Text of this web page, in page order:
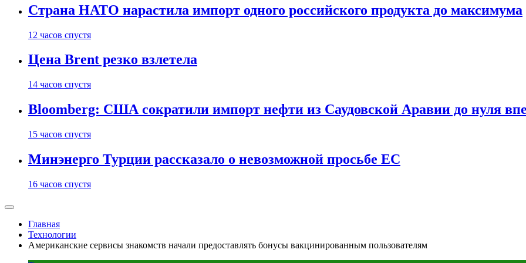
Страна НАТО нарастила импорт одного российского продукта до максимума
12 часов спустя
Цена Brent резко взлетела
14 часов спустя
Bloomberg: США сократили импорт нефти из Саудовской Аравии до нуля
15 часов спустя
Минэнерго Турции рассказало о невозможной просьбе ЕС
16 часов спустя
Главная
Технологии
Американские сервисы знакомств начали предоставлять бонусы вакцинированным пользователям